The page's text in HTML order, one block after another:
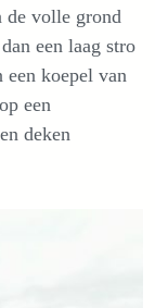
de volle grond
een laag stro
een koepel van
een
deken